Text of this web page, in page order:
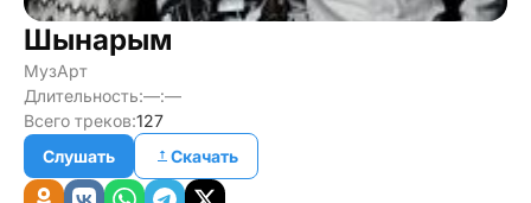
Шынарым
МузАрт
Длительность:—:—
Всего треков:127
Слушать
Скачать